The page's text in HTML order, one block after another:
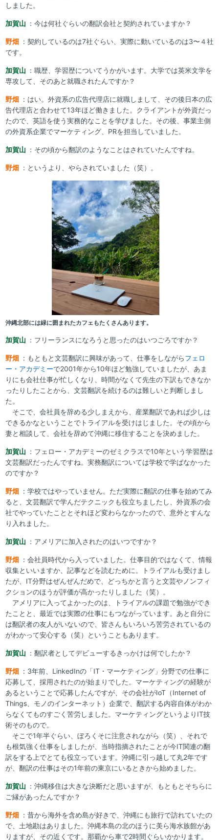
しました。
加賀山 ：今は何社ぐらいの翻訳会社と契約されていますか？
野畑 ：契約しているのは7社ぐらい、実際に動いているのは3〜４社
です。
加賀山 ：職歴、学習歴についてうかがいます。大学では英米文学を
専攻して、そのあと就職されたんですか？
野畑 ：はい。外資系の広告代理店に就職しまして、その後日本の広
告代理店と合わせて13年ほど働きました。クライアントが外資だっ
たので、英語を使う実務的なことを学びました。その後、事業主側
の外資系企業でマーケティング、PRを担当していました。
加賀山 ：その頃から翻訳のようなことはされていたんですね。
野畑 ：というより、やらされていました（笑）。
沖縄北部には緑に囲まれたカフェもたくさんあります。
加賀山 ：フリーランスになろうと思ったのはいつごろですか？
野畑 ：もともと文芸翻訳に興味があって、仕事をしながらフェロ
ー・アカデミーで2001年から10年ほど勉強していましたが、あま
りにも会社仕事が忙しくなり、時間がなくて先生の下訳もできなか
ったりしたことから、文芸翻訳を続けるのは難しいと判断しまし
た。
そこで、会社員を辞める少しまえから、産業翻訳であれば少しは
できるかなということでトライアルを受けはじました。その頃から
妻と相談して、会社を辞めて沖縄に移住することを決めました。
加賀山 ：フェロー・アカデミーのゼミクラスで10年という学習歴は
文芸翻訳だったんですね。実務翻訳については学校で学ばなかった
のですか？
野畑 ：学校ではやっていません。ただ実際に翻訳の仕事を始めてみ
ると、文芸翻訳で学んだテクニックも役立ちましたし、外資系の会
社でやっていたこととそれほど変わらなかったので、意外とすんな
り入れました。
加賀山 ：アメリアに加入されたのはいつですか？
野畑 ：会社員時代から入っていました。仕事目的ではなくて、情報
収集といいますか、記事などを読むために。トライアルも受けまし
たが、IT分野はぜんぜんだめで、どっちかと言うと文芸やノンフィ
クションのほうが評価が高かったりしました（笑）。
アメリアに入ってよかったのは、トライアルの課題で勉強ができ
たことと、最近では実際の仕事にもつながっています。あと自分に
は翻訳者の友人がいないので、皆さんもいろいろ苦労されているの
がわかって安心する（笑）ということもあります。
加賀山 ：翻訳者としてデビューするきっかけは何でしたか？
野畑 ：3年前、LinkedInの「IT・マーケティング」分野での仕事に
応募して、採用されたのが始まりでした。マーケティングの経験が
あるということで応募したんですが、その会社がIoT（Internet of
Things、モノのインターネット）企業で、翻訳する内容自体がわか
らなくてものすごく苦労しました。マーケティングというよりIT技
術そのもので。
そこで1年半ぐらい、ぼろくそに注意されながら（笑）、それで
も根気強く仕事をしましたが、当時指摘されたことが今IT関連の翻
訳をする上でとても役立っています。沖縄に引っ越して丸2年です
が、翻訳の仕事はその1年前の東京にいるときから始めました。
加賀山 ：沖縄移住は大きな決断だと思いますが、もともとそちらに
ご縁があったんですか？
野畑 ：昔から海外を含め島が好きで、沖縄にも旅行で訪れていたの
で、土地勘はありました。沖縄本島の北のほうに美ら海水族館があ
りますが、その近くです。那覇から車で2時間ぐらいかかります。